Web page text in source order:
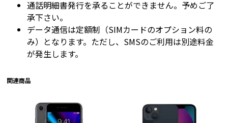
通話明細書発行を承ることができません。予めご了
承下さい。
データ通信は定額制（SIMカードのオプション料の
み）となります。ただし、SMSのご利用は別途料金
が発生します。
関連商品